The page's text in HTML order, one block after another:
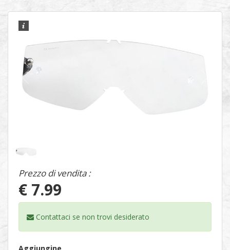
Prezzo di vendita :
€ 7.99
Contattaci se non trovi desiderato